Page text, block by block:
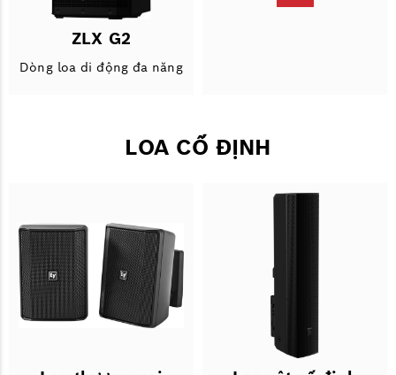
ZLX G2
Dòng loa di động đa năng
LOA CỐ ĐỊNH